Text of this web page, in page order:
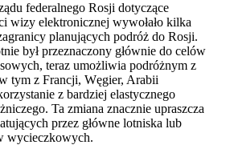
federalnego Rosji dotyczące
wizy elektronicznej wywołało kilka
planujących podróż do Rosji.
był przeznaczony głównie do celów
teraz umożliwia podróżnym z
tym z Francji, Węgier, Arabii
z bardziej elastycznego
Ta zmiana znacznie upraszcza
przez główne lotniska lub
wycieczkowych.